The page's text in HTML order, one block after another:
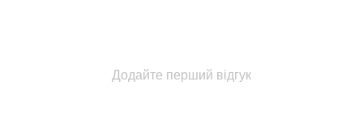
Додайте перший відгук